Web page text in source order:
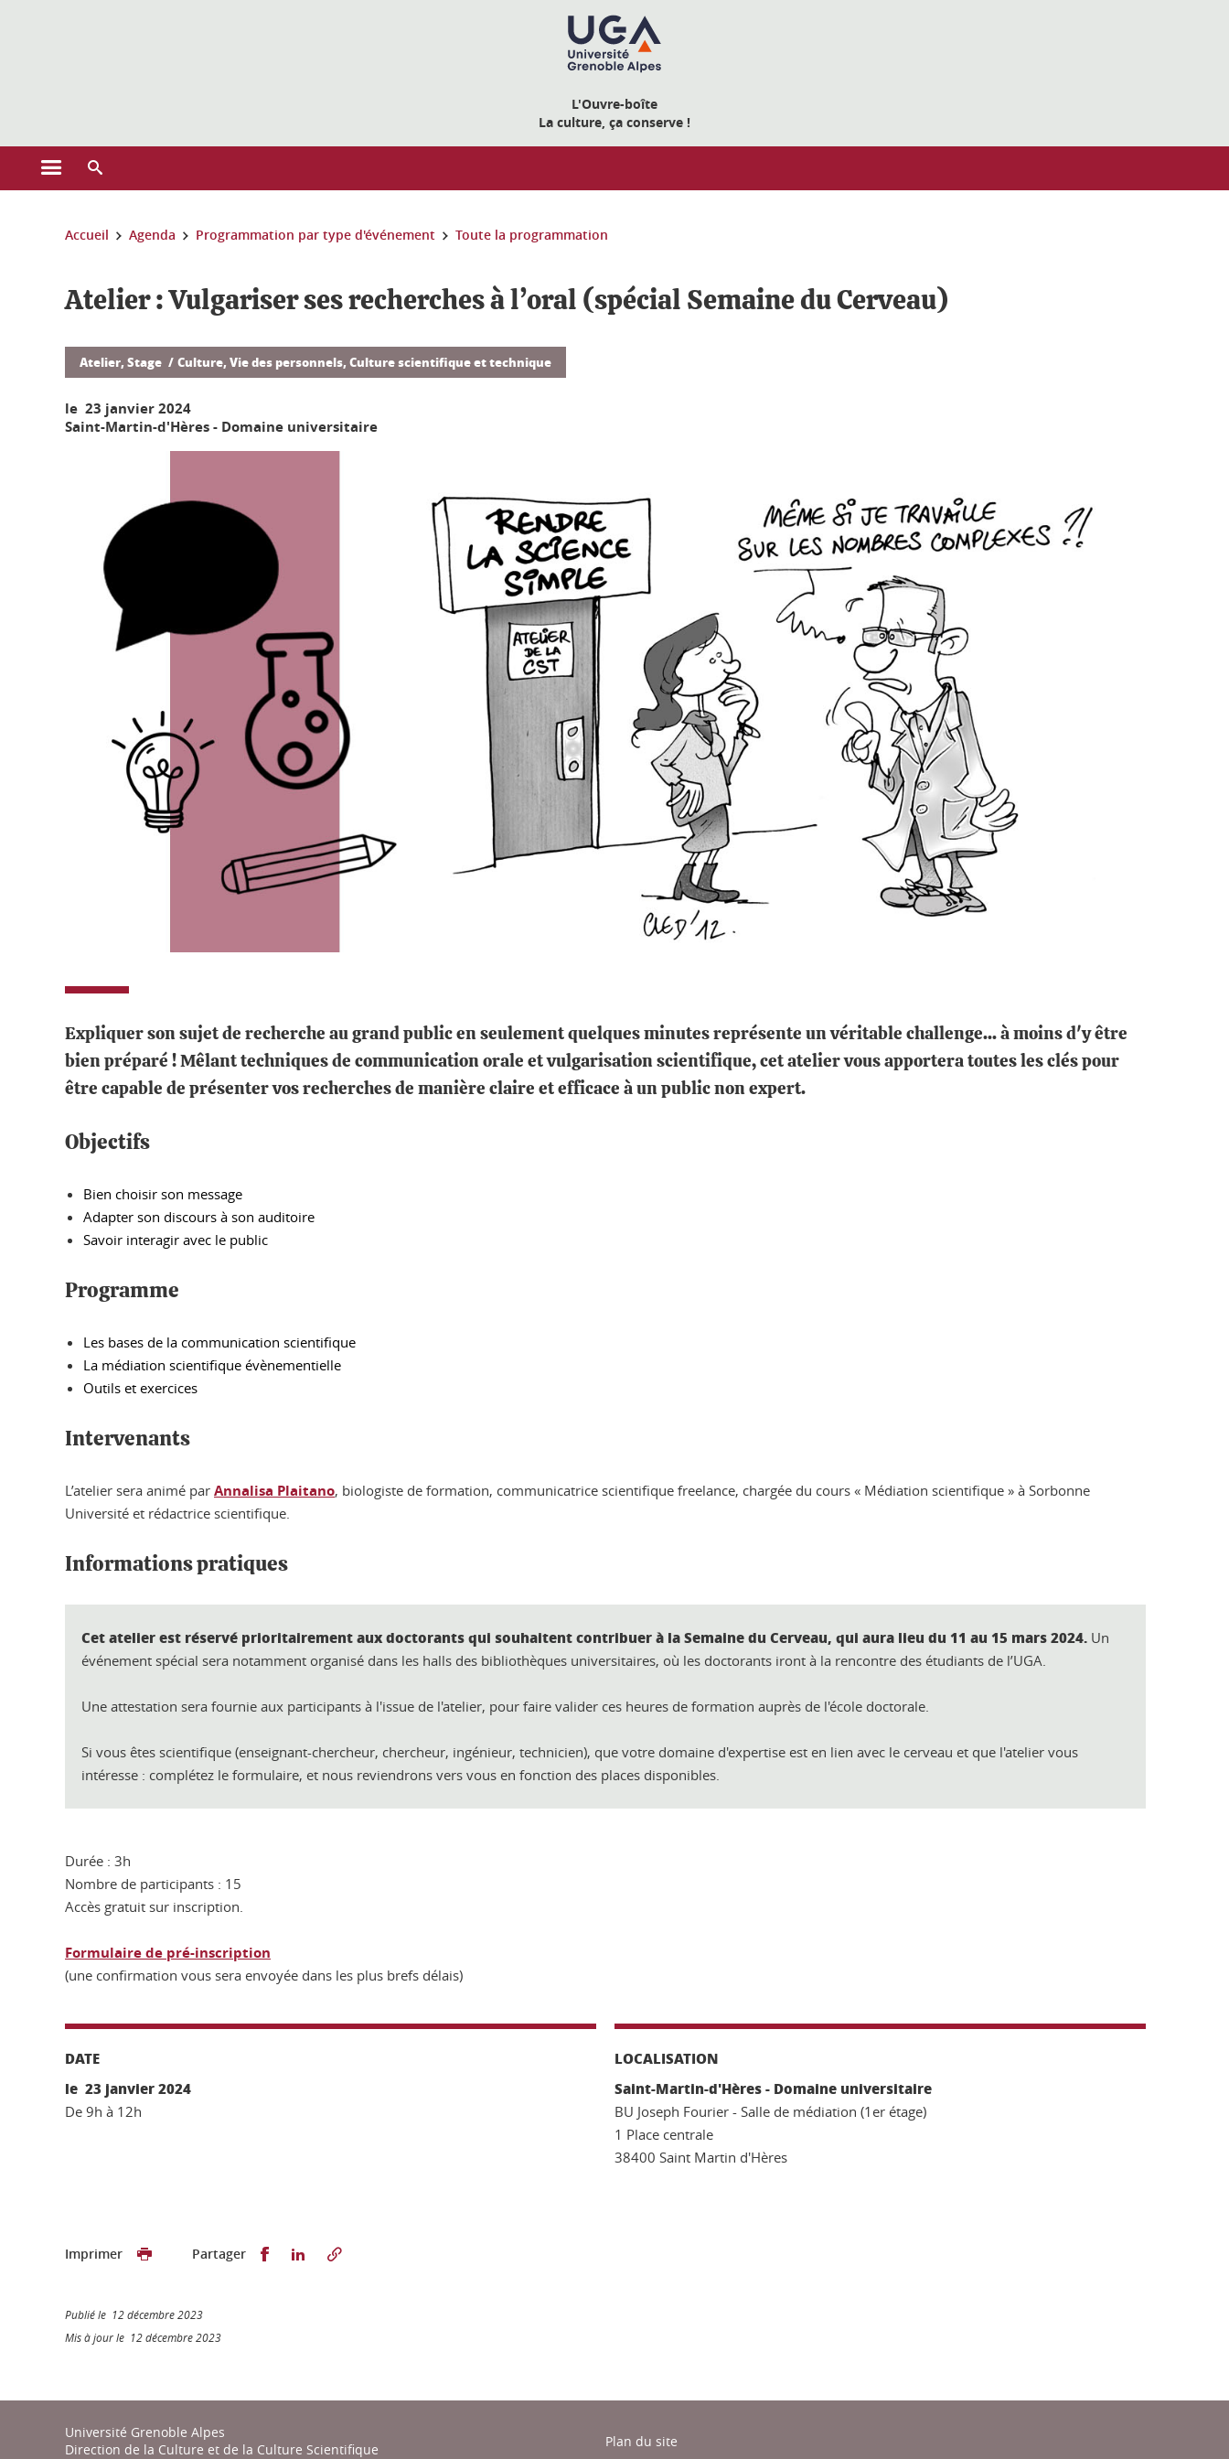
L'Ouvre-boîte
La culture, ça conserve !
Ouvrir le menu principal
Vous êtes ici :
Accueil Agenda Programmation par type d'événement Toute la programmation
Atelier : Vulgariser ses recherches à l’oral (spécial Semaine du Cerveau)
Atelier, Stage Culture, Vie des personnels, Culture scientifique et technique
le 23 janvier 2024
Saint-Martin-d'Hères - Domaine universitaire
Expliquer son sujet de recherche au grand public en seulement quelques minutes représente un véritable challenge... à moins d'y être
bien préparé ! Mêlant techniques de communication orale et vulgarisation scientifique, cet atelier vous apportera toutes les clés pour
être capable de présenter vos recherches de manière claire et efficace à un public non expert.
Objectifs
Bien choisir son message
Adapter son discours à son auditoire
Savoir interagir avec le public
Programme
Les bases de la communication scientifique
La médiation scientifique évènementielle
Outils et exercices
Intervenants
L’atelier sera animé par Annalisa Plaitano, biologiste de formation, communicatrice scientifique freelance, chargée du cours « Médiation scientifique » à Sorbonne
Université et rédactrice scientifique.
Informations pratiques
Cet atelier est réservé prioritairement aux doctorants qui souhaitent contribuer à la Semaine du Cerveau, qui aura lieu du 11 au 15 mars 2024. Un
événement spécial sera notamment organisé dans les halls des bibliothèques universitaires, où les doctorants iront à la rencontre des étudiants de l’UGA.
Une attestation sera fournie aux participants à l'issue de l'atelier, pour faire valider ces heures de formation auprès de l'école doctorale.
Si vous êtes scientifique (enseignant-chercheur, chercheur, ingénieur, technicien), que votre domaine d'expertise est en lien avec le cerveau et que l'atelier vous
intéresse : complétez le formulaire, et nous reviendrons vers vous en fonction des places disponibles.
Durée : 3h
Nombre de participants : 15
Accès gratuit sur inscription.
Formulaire de pré-inscription
(une confirmation vous sera envoyée dans les plus brefs délais)
DATE
le 23 janvier 2024
De 9h à 12h
LOCALISATION
Saint-Martin-d'Hères - Domaine universitaire
BU Joseph Fourier - Salle de médiation (1er étage)
1 Place centrale
38400 Saint Martin d'Hères
Imprimer Partager Partager sur Facebook
Partager sur LinkedIn
Publié le 12 décembre 2023
Mis à jour le 12 décembre 2023
Université Grenoble Alpes
Direction de la Culture et de la Culture Scientifique
Plan du site